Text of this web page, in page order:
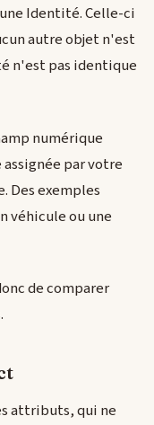
Identité. Celle-ci
autre objet n'est
n'est pas identique
numérique
par votre
Des exemples
véhicule ou une
de comparer
attributs, qui ne